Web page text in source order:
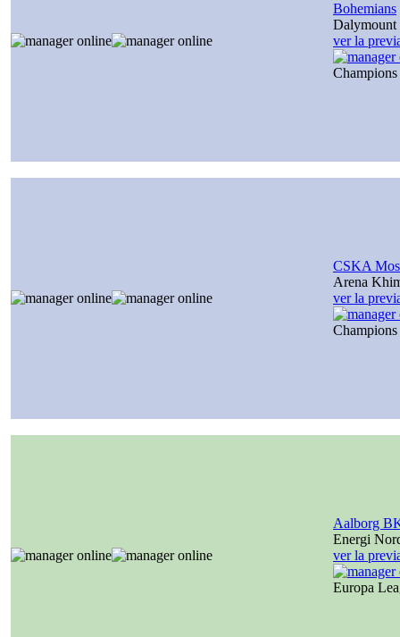
Bohemians
Dalymount
ver la
CSKA
Arena
ver la
Aalborg
Energi
ver la
Europa